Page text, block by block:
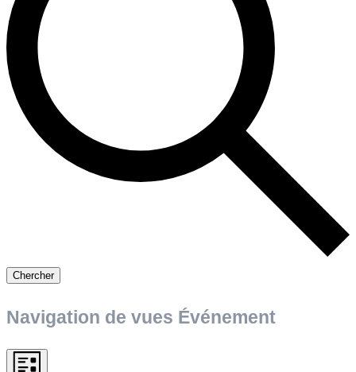
Chercher
Navigation de vues Événement